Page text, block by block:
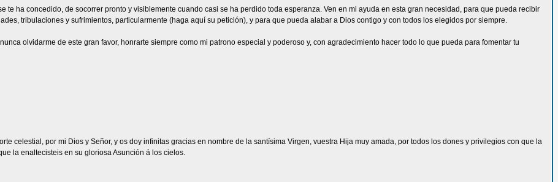
te ha concedido, de socorrer pronto y visiblemente cuando casi se ha perdido toda esperanza. Ven en mi ayuda en esta gran necesidad, para que pueda recibir
tribulaciones y sufrimientos, particularmente (haga aquí su petición), y para que pueda alabar a Dios contigo y con todos los elegidos por siempre.
olvidarme de este gran favor, honrarte siempre como mi patrono especial y poderoso y, con agradecimiento hacer todo lo que pueda para fomentar tu
celestial, por mi Dios y Señor, y os doy infinitas gracias en nombre de la santísima Virgen, vuestra Hija muy amada, por todos los dones y privilegios con que la
la enaltecisteis en su gloriosa Asunción á los cielos.